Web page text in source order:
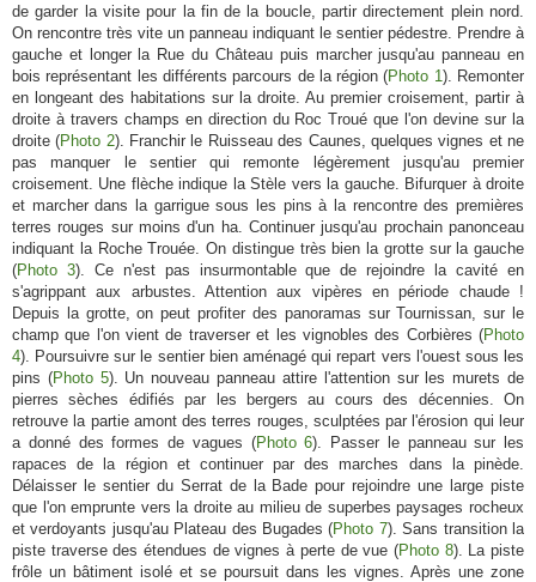
de garder la visite pour la fin de la boucle, partir directement plein nord.
On rencontre très vite un panneau indiquant le sentier pédestre. Prendre à
gauche et longer la Rue du Château puis marcher jusqu'au panneau en
bois représentant les différents parcours de la région (Photo 1). Remonter
en longeant des habitations sur la droite. Au premier croisement, partir à
droite à travers champs en direction du Roc Troué que l'on devine sur la
droite (Photo 2). Franchir le Ruisseau des Caunes, quelques vignes et ne
pas manquer le sentier qui remonte légèrement jusqu'au premier
croisement. Une flèche indique la Stèle vers la gauche. Bifurquer à droite
et marcher dans la garrigue sous les pins à la rencontre des premières
terres rouges sur moins d'un ha. Continuer jusqu'au prochain panonceau
indiquant la Roche Trouée. On distingue très bien la grotte sur la gauche
(Photo 3). Ce n'est pas insurmontable que de rejoindre la cavité en
s'agrippant aux arbustes. Attention aux vipères en période chaude !
Depuis la grotte, on peut profiter des panoramas sur Tournissan, sur le
champ que l'on vient de traverser et les vignobles des Corbières (Photo
4). Poursuivre sur le sentier bien aménagé qui repart vers l'ouest sous les
pins (Photo 5). Un nouveau panneau attire l'attention sur les murets de
pierres sèches édifiés par les bergers au cours des décennies. On
retrouve la partie amont des terres rouges, sculptées par l'érosion qui leur
a donné des formes de vagues (Photo 6). Passer le panneau sur les
rapaces de la région et continuer par des marches dans la pinède.
Délaisser le sentier du Serrat de la Bade pour rejoindre une large piste
que l'on emprunte vers la droite au milieu de superbes paysages rocheux
et verdoyants jusqu'au Plateau des Bugades (Photo 7). Sans transition la
piste traverse des étendues de vignes à perte de vue (Photo 8). La piste
frôle un bâtiment isolé et se poursuit dans les vignes. Après une zone